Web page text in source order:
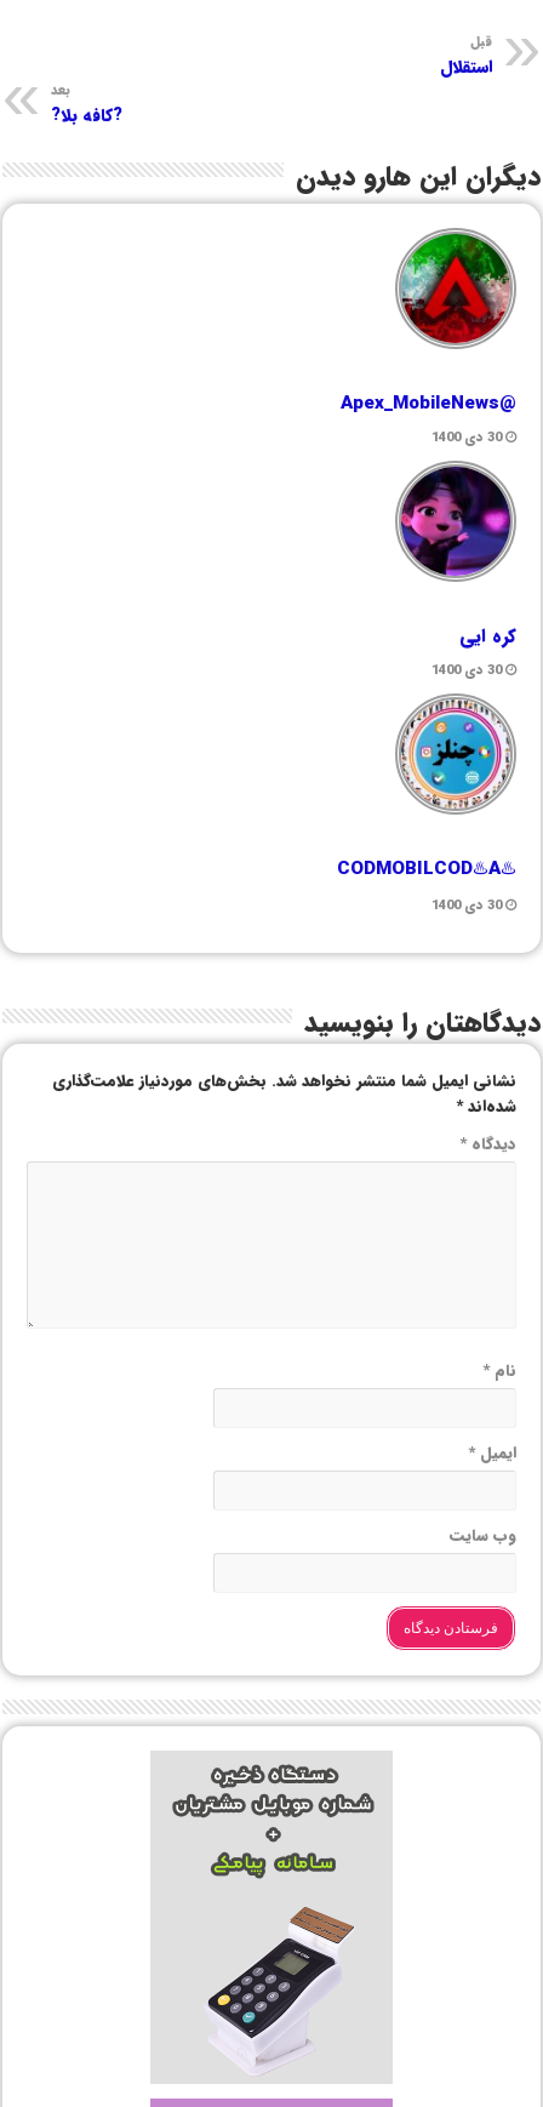
قبل
استقلال
بعد
?کافه بلا?
دیگران این هارو دیدن
@Apex_MobileNews
30 دی 1400
کره ایی
30 دی 1400
♨️CODMOBILCOD♨️A
30 دی 1400
دیدگاهتان را بنویسید
نشانی ایمیل شما منتشر نخواهد شد. بخش‌های موردنیاز علامت‌گذاری
شده‌اند*
دیدگاه*
نام*
ایمیل*
وب‌ سایت